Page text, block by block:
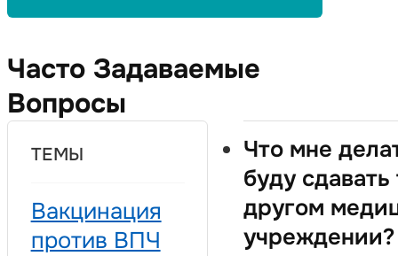
Часто Задаваемые
Вопросы
ТЕМЫ
Вакцинация
против ВПЧ
Что мне
буду сдавать
другом
учреждении?